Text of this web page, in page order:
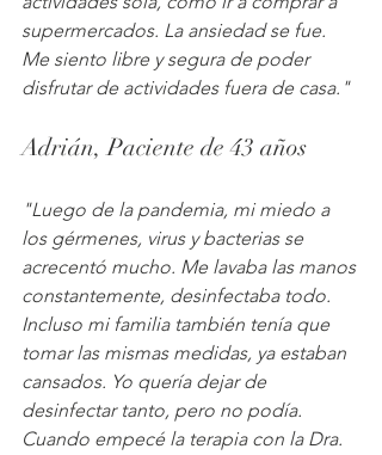
supermercados. La ansiedad se fue.
Me siento libre y segura de poder
disfrutar de actividades fuera de casa."
Adrián, Paciente de 43 años
"Luego de la pandemia, mi miedo a
los gérmenes, virus y bacterias se
acrecentó mucho. Me lavaba las manos
constantemente, desinfectaba todo.
Incluso mi familia también tenía que
tomar las mismas medidas, ya estaban
cansados. Yo quería dejar de
desinfectar tanto, pero no podía.
Cuando empecé la terapia con la Dra.